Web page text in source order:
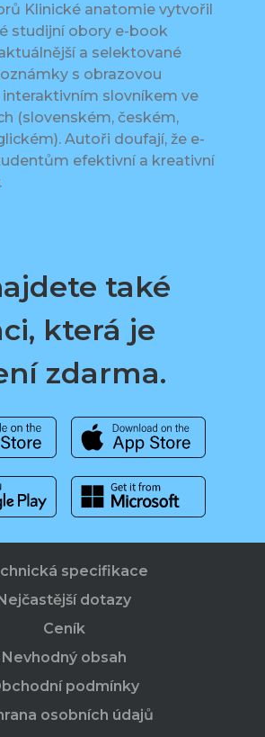
Klinické anatomie vytvořil
studijní obory e-book
a selektované
s obrazovou
slovníkem ve
(slovenském, českém,
Autoři doufají, že e-
efektivní a kreativní
také
která je
zdarma.
specifikace
Nejčastější dotazy
Ceník
Nevhodný obsah
podmínky
osobních údajů